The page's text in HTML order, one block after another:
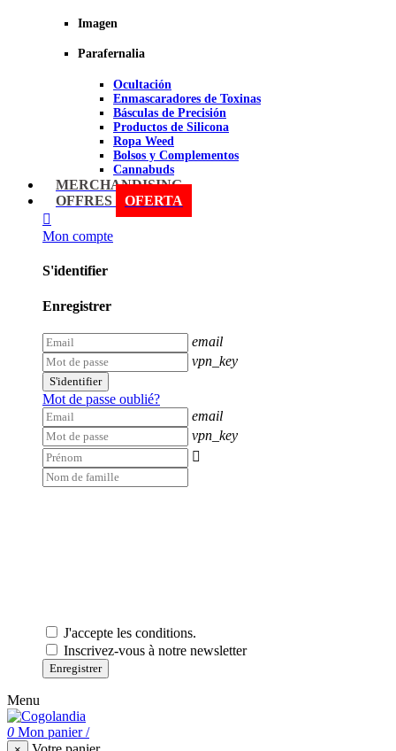
Ceniceros para Fumadores
Pipas BHO
Dabbers
Imagen
Imagen
Parafernalia
Ocultación
Enmascaradores de Toxinas
Básculas de Precisión
Productos de Silicona
Ropa Weed
Bolsos y Complementos
Cannabuds
Inciensos
Libros y DVD's
Imagen
MERCHANDISING
OFFRES
OFERTA
Mon compte
S'identifier
Enregistrer
email
vpn_key
S'identifier
Mot de passe oublié?
email
vpn_key

J'accepte les conditions.
Inscrivez-vous à notre newsletter
Enregistrer
Menu
0 Mon panier/